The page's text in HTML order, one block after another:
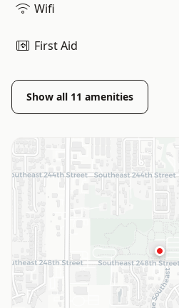
Wifi
First Aid
Show all 11 amenities